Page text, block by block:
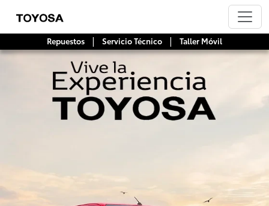
Repuestos | Servicio Técnico | Taller Móvil